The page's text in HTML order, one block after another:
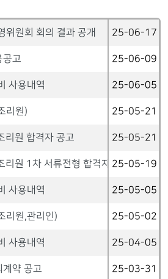
원회 회의 결과 공개 25-06-17
공고 25-06-09
사용내역 25-06-05
리원) 25-05-21
리원 합격자 공고 25-05-21
리원 1차 서류전형 합격자 공고25-05-19
사용내역 25-05-05
리원,관리인) 25-05-02
사용내역 25-04-05
계약 공고 25-03-31